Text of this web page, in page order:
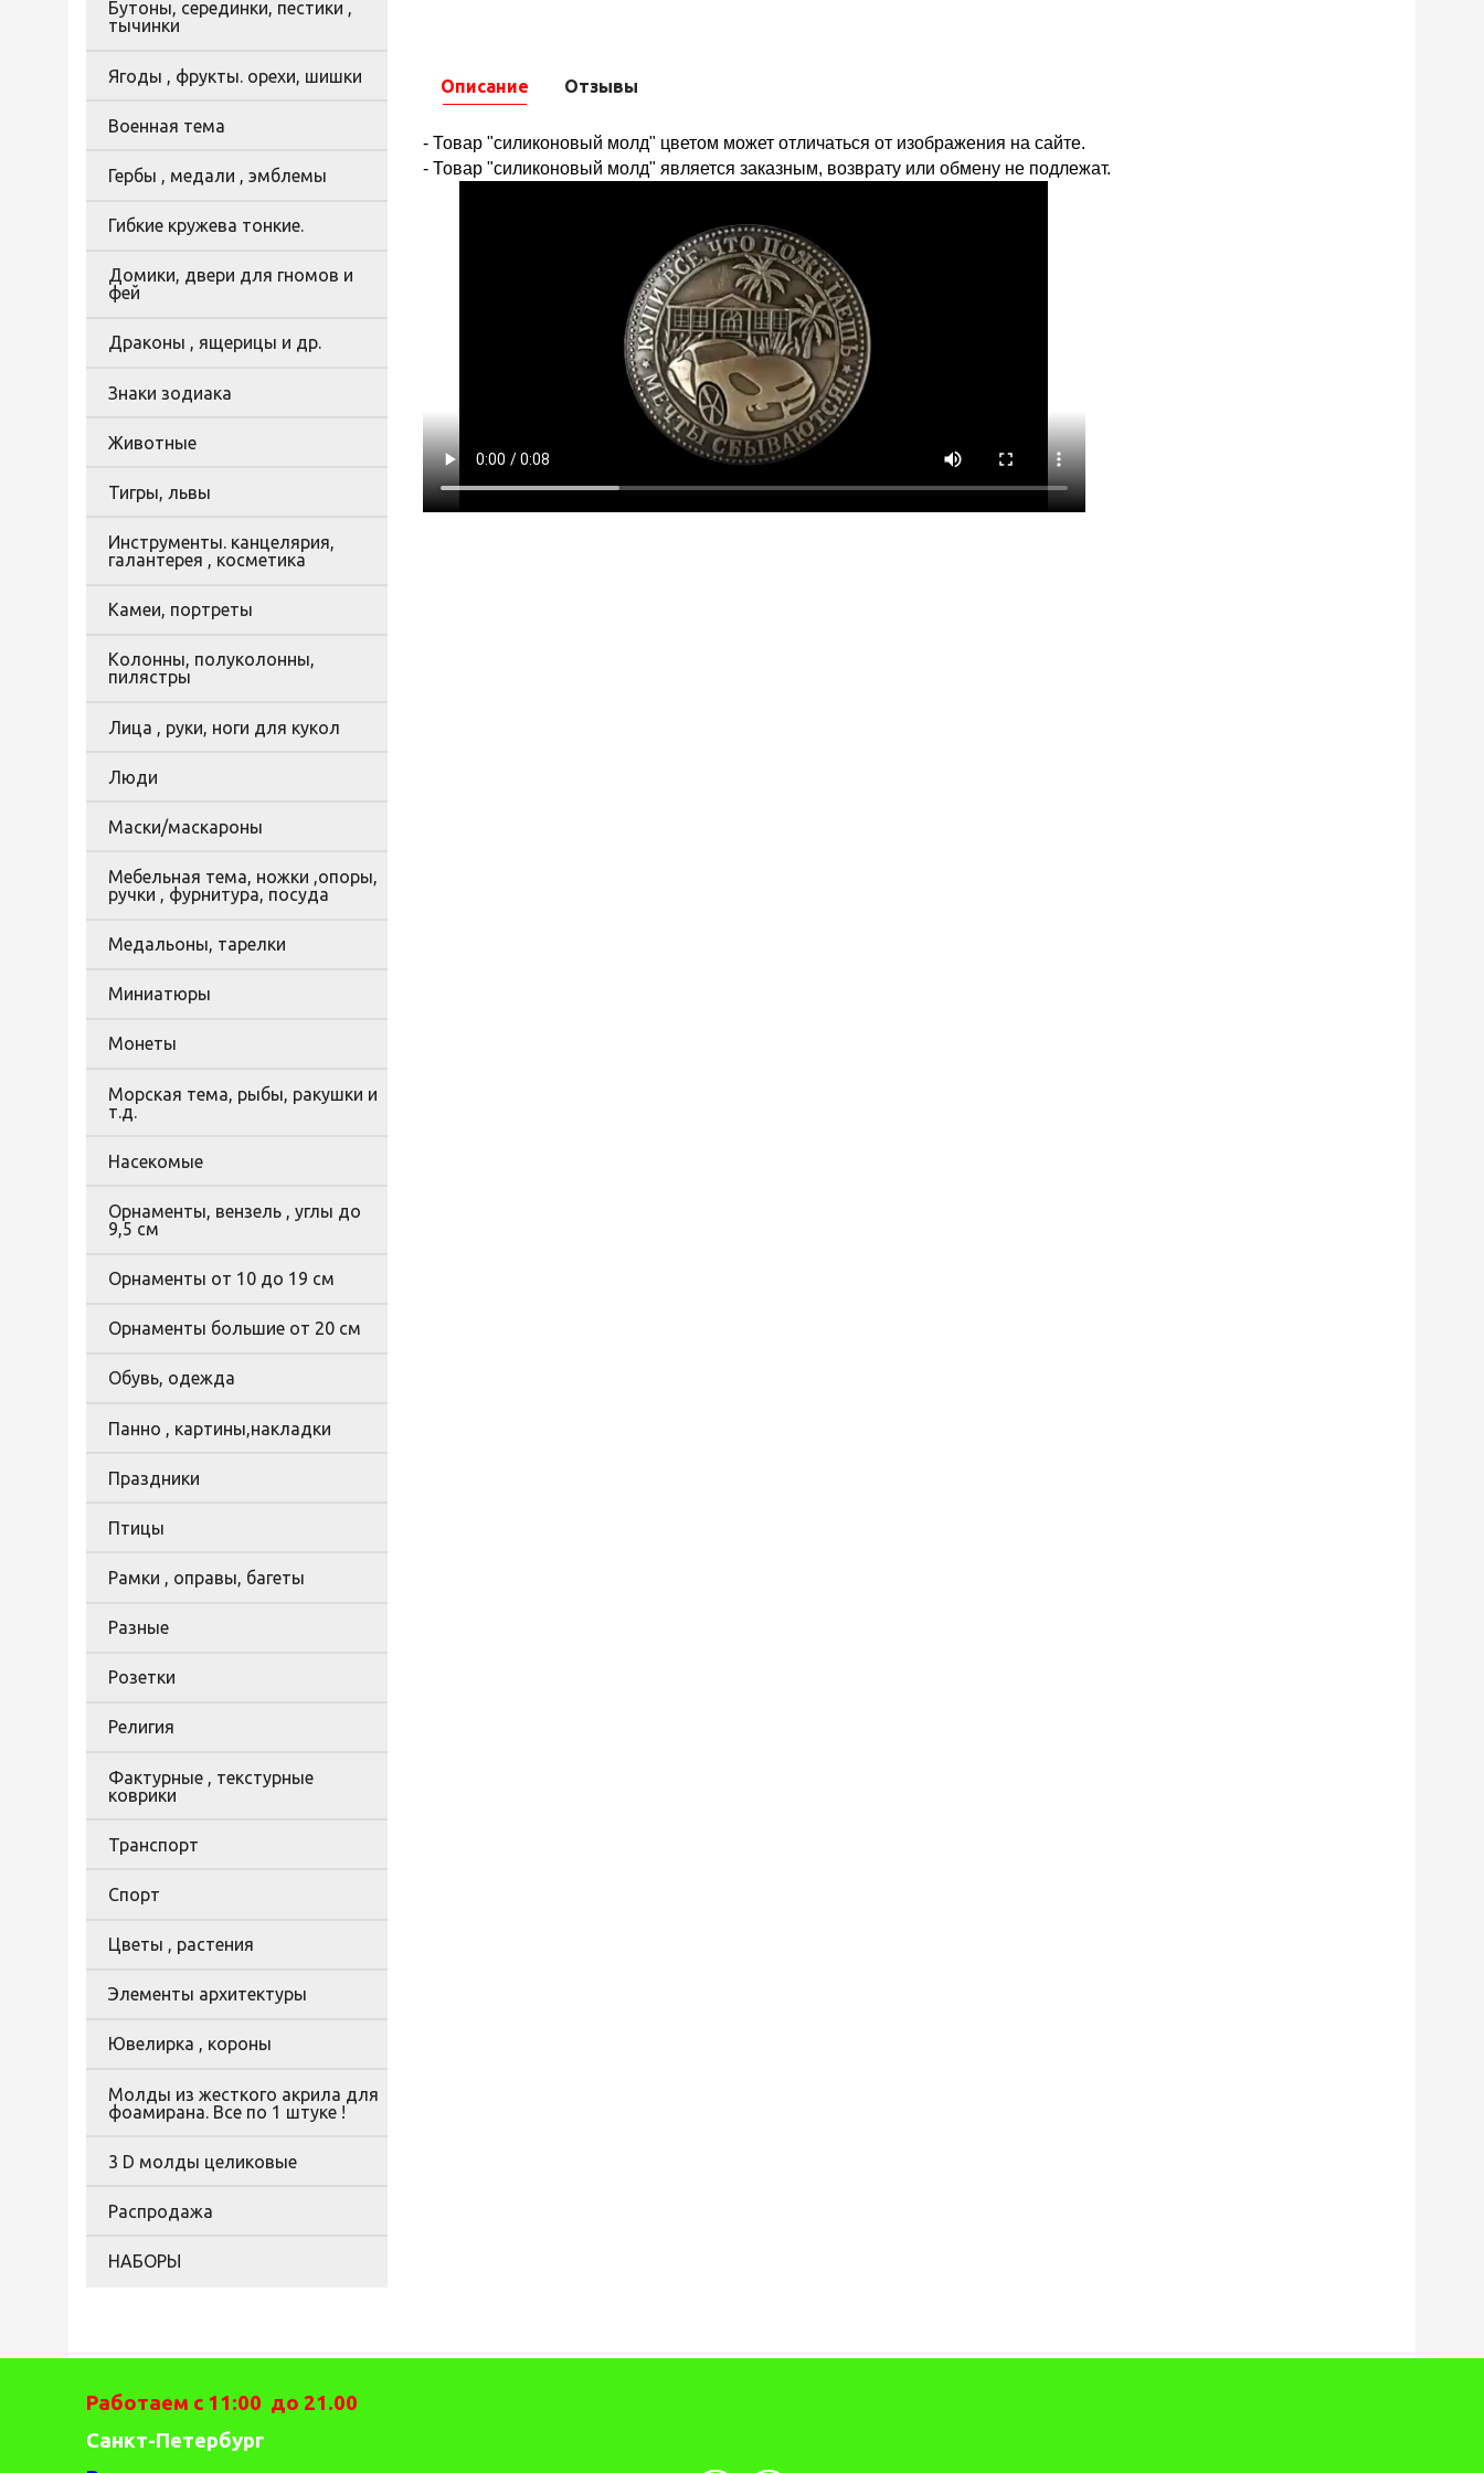
Описание
- Товар "силиконовый молд" цветом может отличаться от изображения на сайте.
- Товар "силиконовый молд" является заказным, возврату или обмену не подлежат.
Отзывы
Бутоны, серединки, пестики ,
тычинки
Ягоды , фрукты. орехи, шишки
Военная тема
Гербы , медали , эмблемы
Гибкие кружева тонкие.
Домики, двери для гномов и
фей
Драконы , ящерицы и др.
Знаки зодиака
Животные
Тигры, львы
Инструменты. канцелярия,
галантерея , косметика
Камеи, портреты
Колонны, полуколонны,
пилястры
Лица , руки, ноги для кукол
Люди
Маски/маскароны
Мебельная тема, ножки ,опоры,
ручки , фурнитура, посуда
Медальоны, тарелки
Миниатюры
Монеты
Морская тема, рыбы, ракушки и
т.д.
Насекомые
Орнаменты, вензель , углы до
9,5 см
Орнаменты от 10 до 19 см
Орнаменты большие от 20 см
Обувь, одежда
Панно , картины,накладки
Праздники
Птицы
Рамки , оправы, багеты
Разные
Розетки
Религия
Фактурные , текстурные
коврики
Транспорт
Спорт
Цветы , растения
Элементы архитектуры
Ювелирка , короны
Молды из жесткого акрила для
фоамирана. Все по 1 штуке !
3 D молды целиковые
Распродажа
НАБОРЫ
Работаем с 11:00 до 21.00
Санкт-Петербург